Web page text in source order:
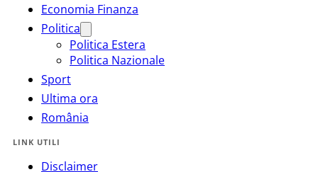
Economia Finanza
Politica
Politica Estera
Politica Nazionale
Sport
Ultima ora
România
LINK UTILI
Disclaimer